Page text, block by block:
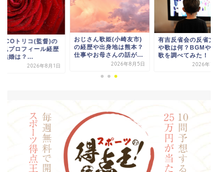
トリコ(監督)の
プロフィール経歴
結婚は？...
2026年8月1日
おじさん歌姫(小崎友市)
の経歴や出身地は熊本？
仕事やお母さんの話が...
2026年8月5日
有吉反省会の反省文
や歌は何？BGMや
歌を調べてみた！
2026年7